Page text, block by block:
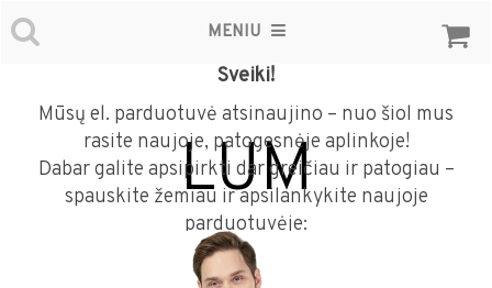
LUM
Sveiki!
Mūsų el. parduotuvė atsinaujino – nuo šiol mus
rasite naujoje, patogesnėje aplinkoje!
Dabar galite apsipirkti dar greičiau ir patogiau –
spauskite žemiau ir apsilankykite naujoje
parduotuvėje:
MENIU